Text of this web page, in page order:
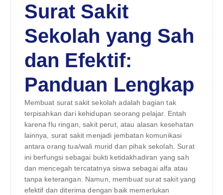
Surat Sakit
Sekolah yang Sah
dan Efektif:
Panduan Lengkap
Membuat surat sakit sekolah adalah bagian tak
terpisahkan dari kehidupan seorang pelajar. Entah
karena flu ringan, sakit perut, atau alasan kesehatan
lainnya, surat sakit menjadi jembatan komunikasi
antara orang tua/wali murid dan pihak sekolah. Surat
ini berfungsi sebagai bukti ketidakhadiran yang sah
dan mencegah tercatatnya siswa sebagai alfa atau
tanpa keterangan. Namun, membuat surat sakit yang
efektif dan diterima dengan baik memerlukan